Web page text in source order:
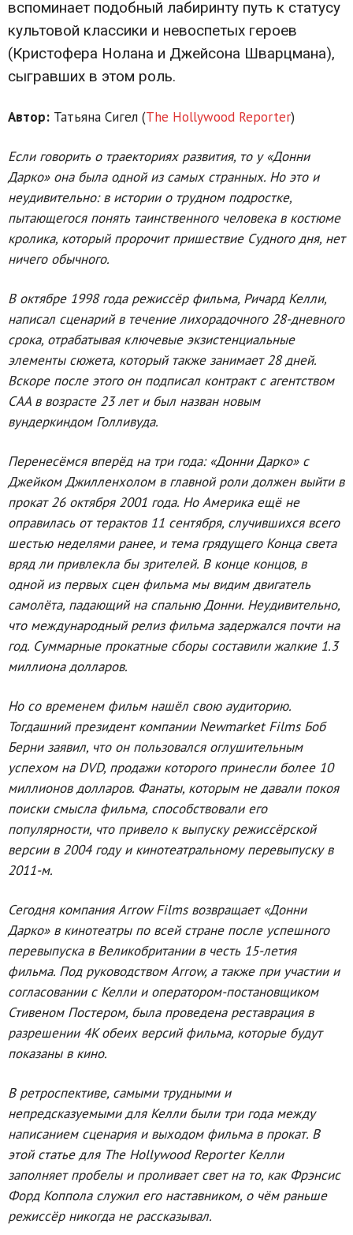
вспоминает подобный лабиринту путь к статусу
культовой классики и невоспетых героев
(Кристофера Нолана и Джейсона Шварцмана),
сыгравших в этом роль.
Автор: Татьяна Сигел (The Hollywood Reporter)
Если говорить о траекториях развития, то у «Донни
Дарко» она была одной из самых странных. Но это и
неудивительно: в истории о трудном подростке,
пытающегося понять таинственного человека в костюме
кролика, который пророчит пришествие Судного дня, нет
ничего обычного.
В октябре 1998 года режиссёр фильма, Ричард Келли,
написал сценарий в течение лихорадочного 28-дневного
срока, отрабатывая ключевые экзистенциальные
элементы сюжета, который также занимает 28 дней.
Вскоре после этого он подписал контракт с агентством
CAA в возрасте 23 лет и был назван новым
вундеркиндом Голливуда.
Перенесёмся вперёд на три года: «Донни Дарко» с
Джейком Джилленхолом в главной роли должен выйти в
прокат 26 октября 2001 года. Но Америка ещё не
оправилась от терактов 11 сентября, случившихся всего
шестью неделями ранее, и тема грядущего Конца света
вряд ли привлекла бы зрителей. В конце концов, в
одной из первых сцен фильма мы видим двигатель
самолёта, падающий на спальню Донни. Неудивительно,
что международный релиз фильма задержался почти на
год. Суммарные прокатные сборы составили жалкие 1.3
миллиона долларов.
Но со временем фильм нашёл свою аудиторию.
Тогдашний президент компании Newmarket Films Боб
Берни заявил, что он пользовался оглушительным
успехом на DVD, продажи которого принесли более 10
миллионов долларов. Фанаты, которым не давали покоя
поиски смысла фильма, способствовали его
популярности, что привело к выпуску режиссёрской
версии в 2004 году и кинотеатральному перевыпуску в
2011-м.
Сегодня компания Arrow Films возвращает «Донни
Дарко» в кинотеатры по всей стране после успешного
перевыпуска в Великобритании в честь 15-летия
фильма. Под руководством Arrow, а также при участии и
согласовании с Келли и оператором-постановщиком
Стивеном Постером, была проведена реставрация в
разрешении 4K обеих версий фильма, которые будут
показаны в кино.
В ретроспективе, самыми трудными и
непредсказуемыми для Келли были три года между
написанием сценария и выходом фильма в прокат. В
этой статье для The Hollywood Reporter Келли
заполняет пробелы и проливает свет на то, как Фрэнсис
Форд Коппола служил его наставником, о чём раньше
режиссёр никогда не рассказывал.